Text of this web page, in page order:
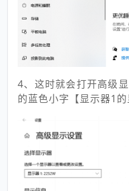
4、这时就会打开高级
的蓝色小字【显示器1的